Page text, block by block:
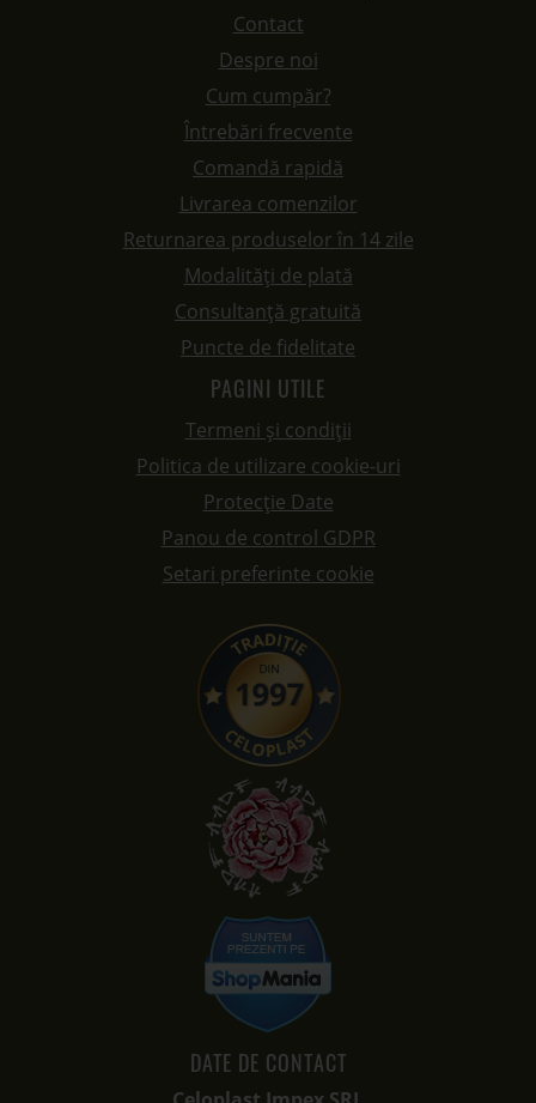
Contact
Despre noi
Cum cumpăr?
Întrebări frecvente
Comandă rapidă
Livrarea comenzilor
Returnarea produselor în 14 zile
Modalități de plată
Consultanță gratuită
Puncte de fidelitate
PAGINI UTILE
Termeni și condiții
Politica de utilizare cookie-uri
Protecție Date
Panou de control GDPR
Setari preferinte cookie
DATE DE CONTACT